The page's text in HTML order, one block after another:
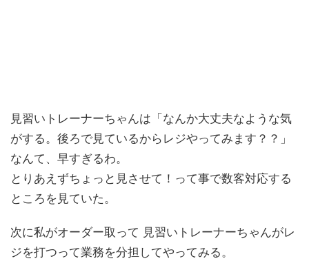
見習いトレーナーちゃんは「なんか大丈夫なような気
がする。後ろで見ているからレジやってみます？？」
なんて、早すぎるわ。
とりあえずちょっと見させて！って事で数客対応する
ところを見ていた。
次に私がオーダー取って 見習いトレーナーちゃんがレ
ジを打つって業務を分担してやってみる。